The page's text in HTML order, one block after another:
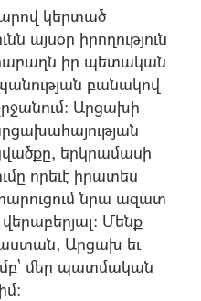
կերտած
այսօր իրողություն
իր պետական
բանակով
Արցախի
երկրամասի
որեւէ իրատես
նրա ազատ
Մենք
Արցախ եւ
մեր պատմական